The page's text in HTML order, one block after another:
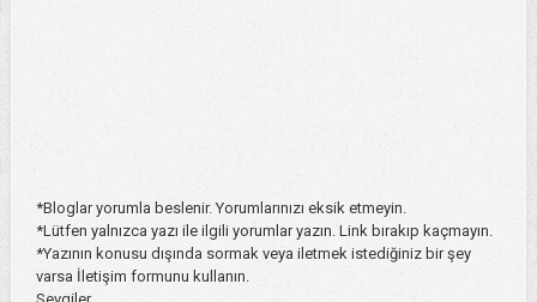
*Bloglar yorumla beslenir. Yorumlarınızı eksik etmeyin.
*Lütfen yalnızca yazı ile ilgili yorumlar yazın. Link bırakıp kaçmayın.
*Yazının konusu dışında sormak veya iletmek istediğiniz bir şey
varsa İletişim formunu kullanın.